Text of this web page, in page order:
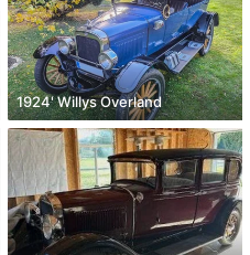
1924' Willys Overland